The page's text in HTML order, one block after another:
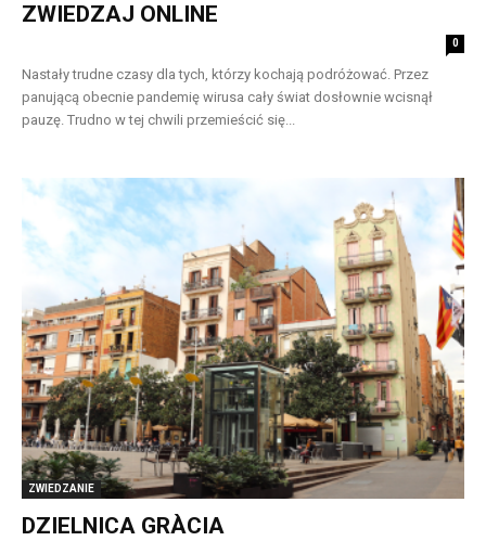
ZWIEDZAJ ONLINE
0
Nastały trudne czasy dla tych, którzy kochają podróżować. Przez
panującą obecnie pandemię wirusa cały świat dosłownie wcisnął
pauzę. Trudno w tej chwili przemieścić się...
ZWIEDZANIE
DZIELNICA GRÀCIA